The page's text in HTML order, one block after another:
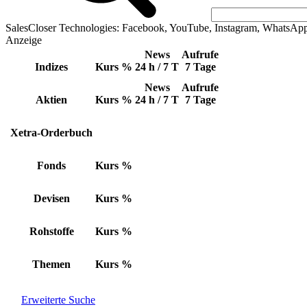
SalesCloser Technologies: Facebook, YouTube, Instagram,
Anzeige
Indizes Kurs %
News
24 h / 7 T
Aufrufe
7 Tage
Aktien Kurs %
News
24 h / 7 T
Aufrufe
7 Tage
Xetra-Orderbuch
Fonds Kurs %
Devisen Kurs %
Rohstoffe Kurs %
Themen Kurs %
Erweiterte Suche